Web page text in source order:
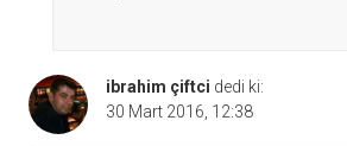
ibrahim çiftci dedi ki:
30 Mart 2016, 12:38